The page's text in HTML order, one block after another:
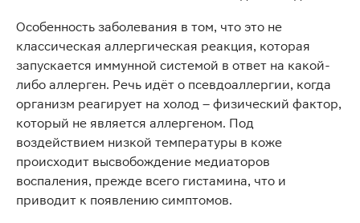
Особенность заболевания в том, что это не
классическая аллергическая реакция, которая
запускается иммунной системой в ответ на какой-
либо аллерген. Речь идёт о псевдоаллергии, когда
организм реагирует на холод – физический фактор,
который не является аллергеном. Под
воздействием низкой температуры в коже
происходит высвобождение медиаторов
воспаления, прежде всего гистамина, что и
приводит к появлению симптомов.